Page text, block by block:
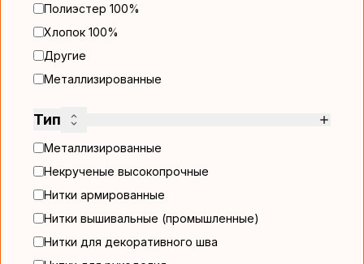
Полиэстер 100%
Хлопок 100%
Другие
Металлизированные
Тип
Металлизированные
Некрученые высокопрочные
Нитки армированные
Нитки вышивальные (промышленные)
Нитки для декоративного шва